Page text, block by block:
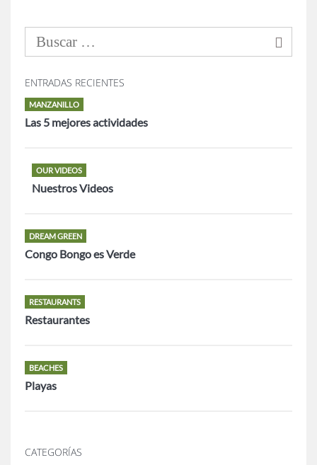
ENTRADAS RECIENTES
MANZANILLO
Las 5 mejores actividades
OUR VIDEOS
Nuestros Videos
DREAM GREEN
Congo Bongo es Verde
RESTAURANTS
Restaurantes
BEACHES
Playas
CATEGORÍAS